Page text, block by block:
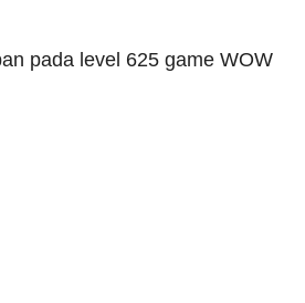
pada level 625 game WOW